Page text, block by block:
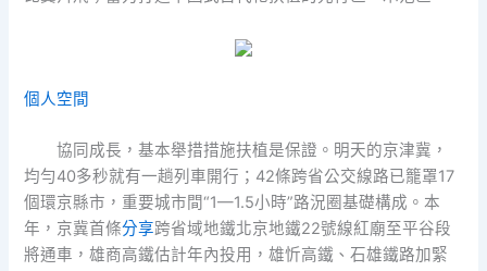
個人空間
協同成長，基本舉措措施扶植是保證。明天的京津冀，
均勻40多秒就有一趟列車開行；42條跨省公交線路已籠罩17
個環京縣市，重要城市間“1—1.5小時”路況圈基礎構成。本
年，京冀首條分享跨省域地鐵北京地鐵22號線紅廟至平谷段
將通車，雄商高鐵估計年內投用，雄忻高鐵、石雄鐵路加緊